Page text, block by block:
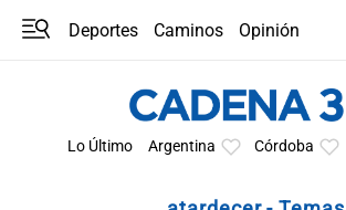
Deportes Caminos
Opinión
Lo Último Argentina Córdoba